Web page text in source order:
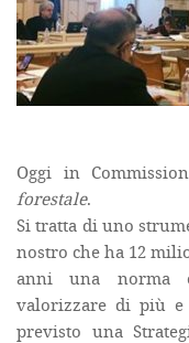
Oggi in
forestale.
Si tratta di uno
nostro che ha 12
anni una norma
valorizzare di più e
previsto una